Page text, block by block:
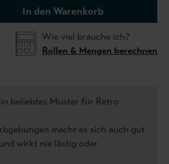
In den Warenkorb
Wie viel brauche ich?
Rollen & Mengen berechnen
beliebtes Muster für Retro
macht es sich auch gut
wirkt nie lästig oder